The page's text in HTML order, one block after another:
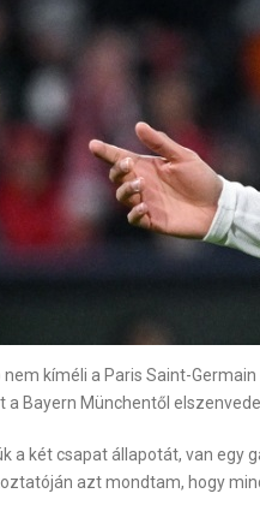
kíméli a Paris Saint-
a Bayern Münchentől
a két csapat állapotát, van egy
azt mondtam, hogy